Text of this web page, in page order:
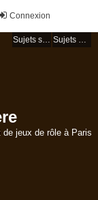
Connexion
Sujets sans réponse Sujets actifs
jeux de rôle à Paris